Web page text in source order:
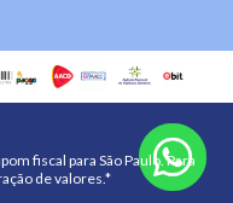
fiscal para São Paulo. Para
de valores.*